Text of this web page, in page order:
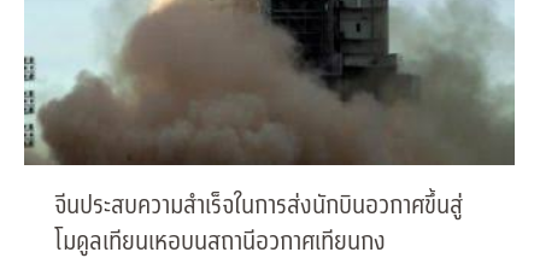
จีนประสบความสำเร็จในการส่งนักบินอวกาศขึ้นสู่
โมดูลเทียนเหอบนสถานีอวกาศเทียนกง